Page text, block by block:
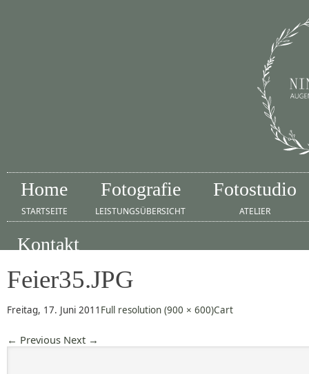
Home
STARTSEITE
Fotografie
LEISTUNGSÜBERSICHT
Fotostudio
ATELIER
Kontakt
Feier35.JPG
Freitag, 17. Juni 2011 Full resolution (900 × 600)Cart
← Previous Next →